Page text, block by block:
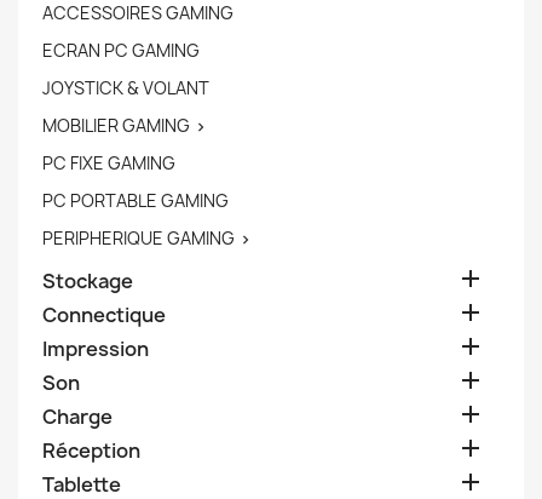
ACCESSOIRES GAMING
ECRAN PC GAMING
JOYSTICK & VOLANT
MOBILIER GAMING 
PC FIXE GAMING
PC PORTABLE GAMING
PERIPHERIQUE GAMING 
Stockage 
Connectique 
Impression 
Son 
Charge 
Réception 
Tablette 